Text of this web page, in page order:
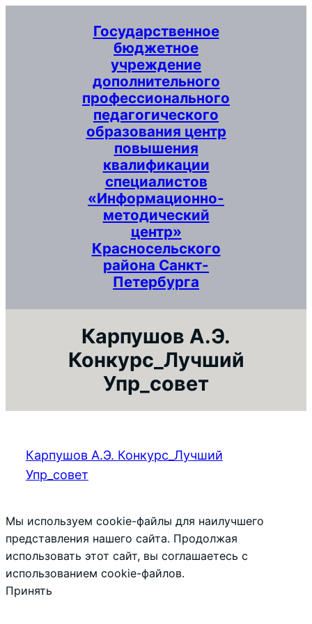
Государственное
бюджетное
учреждение
дополнительного
профессионального
педагогического
образования центр
повышения
квалификации
специалистов
«Информационно-
методический
центр»
Красносельского
района Санкт-
Петербурга
Карпушов А.Э.
Конкурс_Лучший
Упр_совет
Карпушов А.Э. Конкурс_Лучший
Упр_совет
Мы используем cookie-файлы для наилучшего
представления нашего сайта. Продолжая
использовать этот сайт, вы соглашаетесь с
использованием cookie-файлов.
Принять